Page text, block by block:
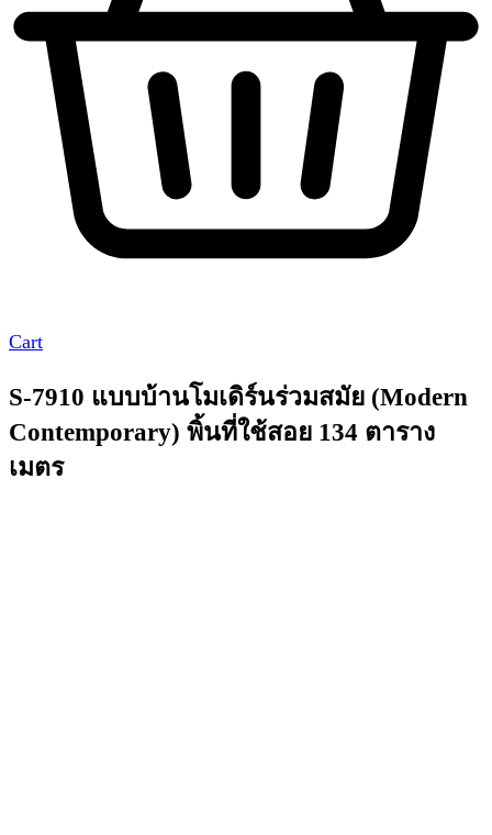
Cart
S-7910 แบบบ้านโมเดิร์นร่วมสมัย (Modern
Contemporary) พิ้นที่ใช้สอย 134 ตาราง
เมตร